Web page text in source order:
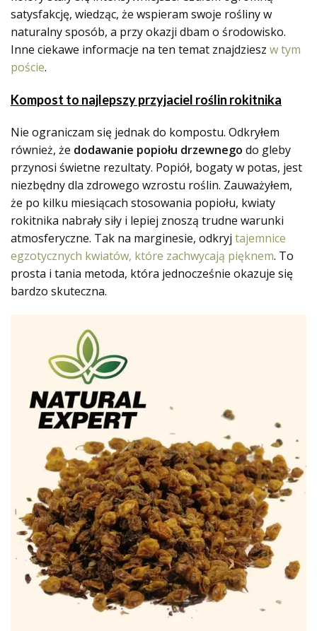
satysfakcję, wiedząc, że wspieram swoje rośliny w
naturalny sposób, a przy okazji dbam o środowisko.
Inne ciekawe informacje na ten temat znajdziesz w tym
poście.
Kompost to najlepszy przyjaciel roślin rokitnika
Nie ograniczam się jednak do kompostu. Odkryłem
również, że dodawanie popiołu drzewnego do gleby
przynosi świetne rezultaty. Popiół, bogaty w potas, jest
niezbędny dla zdrowego wzrostu roślin. Zauważyłem,
że po kilku miesiącach stosowania popiołu, kwiaty
rokitnika nabrały siły i lepiej znoszą trudne warunki
atmosferyczne. Tak na marginesie, odkryj tajemnice
egzotycznych kwiatów, które zachwycają pięknem. To
prosta i tania metoda, która jednocześnie okazuje się
bardzo skuteczna.